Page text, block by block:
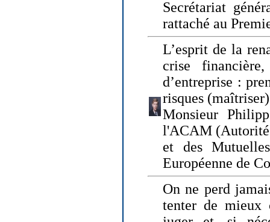
Secrétariat
rattaché au
L’esprit de la
crise
d’entreprise :
risques
Monsieur
l'ACAM (Autorité
et des
Européenne de
On ne perd
tenter de mieux